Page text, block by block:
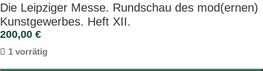
Die Leipziger Messe. Rundschau des mod(ernen)
Kunstgewerbes. Heft XII.
200,00 €
1 vorrätig